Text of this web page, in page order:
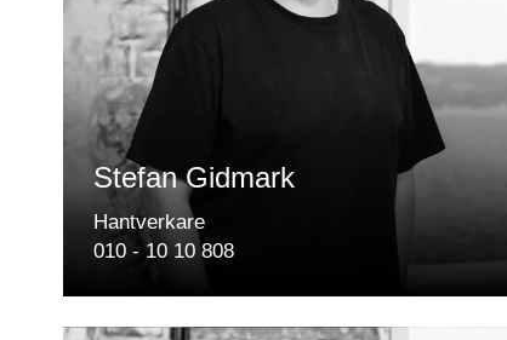
Stefan Gidmark
Hantverkare
010 - 10 10 808